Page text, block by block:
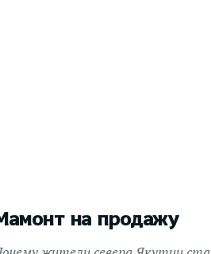
на продажу